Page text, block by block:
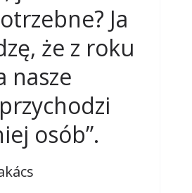
Ja
że z roku
nasze
osób”.